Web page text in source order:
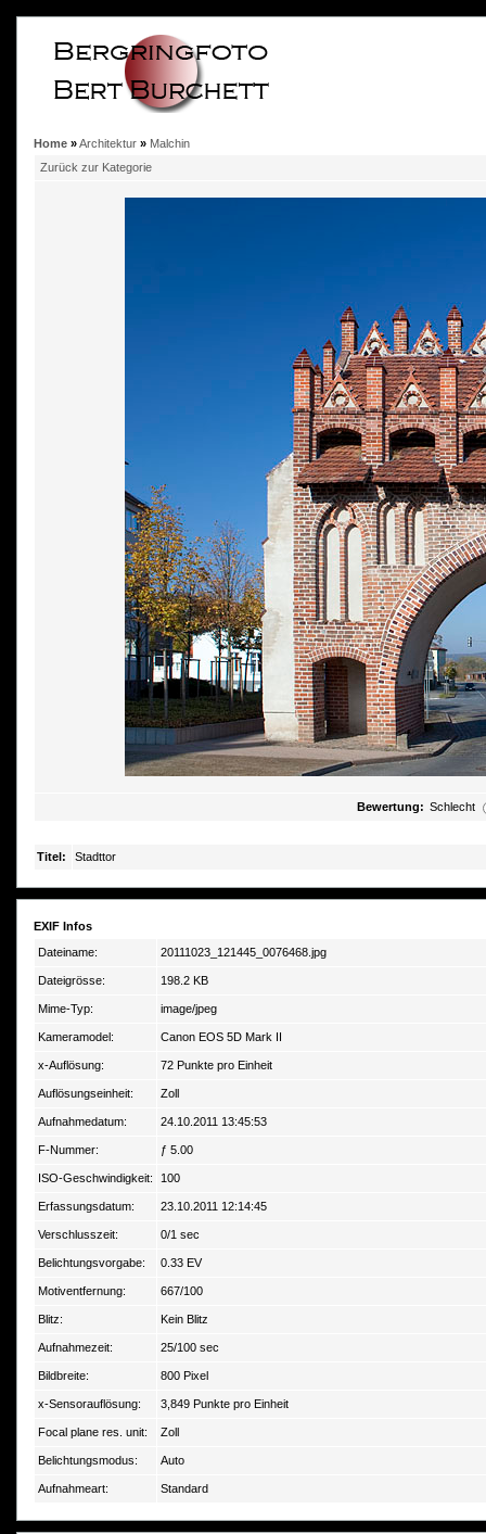
Home »Architektur » Malchin
Zurück zur Kategorie
Bewertung: Schlecht
Titel: Stadttor
EXIF Infos
Dateiname:
20111023_121445_0076468.jpg
Dateigrösse: 198.2 KB
Mime-Typ: image/jpeg
Kameramodel: Canon EOS 5D Mark II
x-Auflösung: 72 Punkte pro Einheit
Auflösungseinheit: Zoll
Aufnahmedatum: 24.10.2011 13:45:53
F-Nummer: ƒ 5.00
ISO-Geschwindigkeit: 100
Erfassungsdatum: 23.10.2011 12:14:45
Verschlusszeit: 0/1 sec
Belichtungsvorgabe: 0.33 EV
Motiventfernung: 667/100
Blitz: Kein Blitz
Aufnahmezeit: 25/100 sec
Bildbreite: 800 Pixel
x-Sensorauflösung: 3,849 Punkte pro Einheit
Focal plane res. unit: Zoll
Belichtungsmodus: Auto
Aufnahmeart: Standard